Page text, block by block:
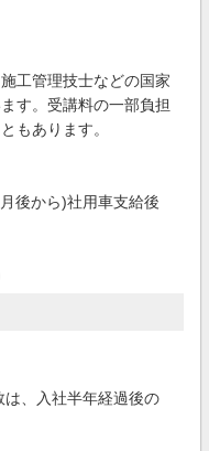
工管理技士などの国家
す。受講料の一部負担
もあります。
後から)社用車支給後
、入社半年経過後の